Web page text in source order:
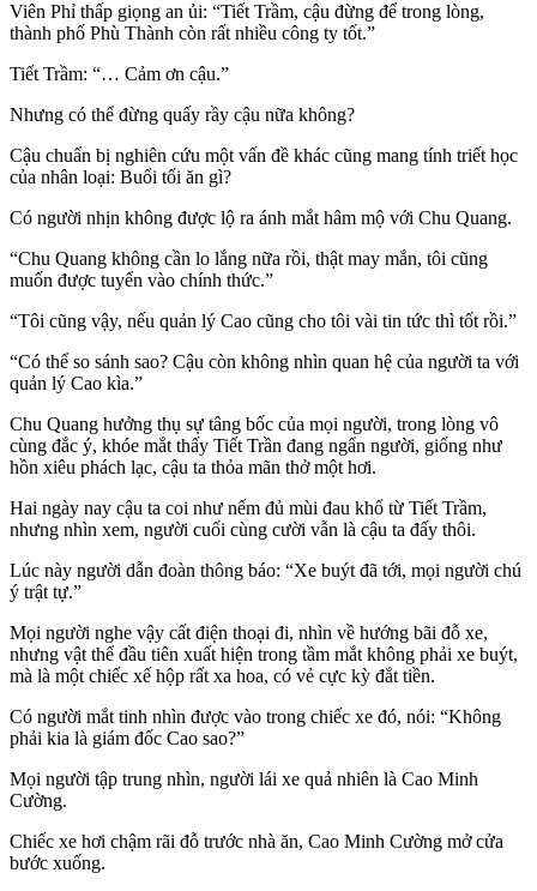
Viên Phỉ thấp giọng an ủi: “Tiết Trầm, cậu đừng để trong lòng,
thành phố Phù Thành còn rất nhiều công ty tốt.”
Tiết Trầm: “… Cảm ơn cậu.”
Nhưng có thể đừng quấy rầy cậu nữa không?
Cậu chuẩn bị nghiên cứu một vấn đề khác cũng mang tính triết học
của nhân loại: Buổi tối ăn gì?
Có người nhịn không được lộ ra ánh mắt hâm mộ với Chu Quang.
“Chu Quang không cần lo lắng nữa rồi, thật may mắn, tôi cũng
muốn được tuyển vào chính thức.”
“Tôi cũng vậy, nếu quản lý Cao cũng cho tôi vài tin tức thì tốt rồi.”
“Có thể so sánh sao? Cậu còn không nhìn quan hệ của người ta với
quản lý Cao kìa.”
Chu Quang hưởng thụ sự tâng bốc của mọi người, trong lòng vô
cùng đắc ý, khóe mắt thấy Tiết Trần đang ngẩn người, giống như
hồn xiêu phách lạc, cậu ta thỏa mãn thở một hơi.
Hai ngày nay cậu ta coi như nếm đủ mùi đau khổ từ Tiết Trầm,
nhưng nhìn xem, người cuối cùng cười vẫn là cậu ta đấy thôi.
Lúc này người dẫn đoàn thông báo: “Xe buýt đã tới, mọi người chú
ý trật tự.”
Mọi người nghe vậy cất điện thoại đi, nhìn về hướng bãi đỗ xe,
nhưng vật thể đầu tiên xuất hiện trong tầm mắt không phải xe buýt,
mà là một chiếc xế hộp rất xa hoa, có vẻ cực kỳ đắt tiền.
Có người mắt tinh nhìn được vào trong chiếc xe đó, nói: “Không
phải kia là giám đốc Cao sao?”
Mọi người tập trung nhìn, người lái xe quả nhiên là Cao Minh
Cường.
Chiếc xe hơi chậm rãi đỗ trước nhà ăn, Cao Minh Cường mở cửa
bước xuống.